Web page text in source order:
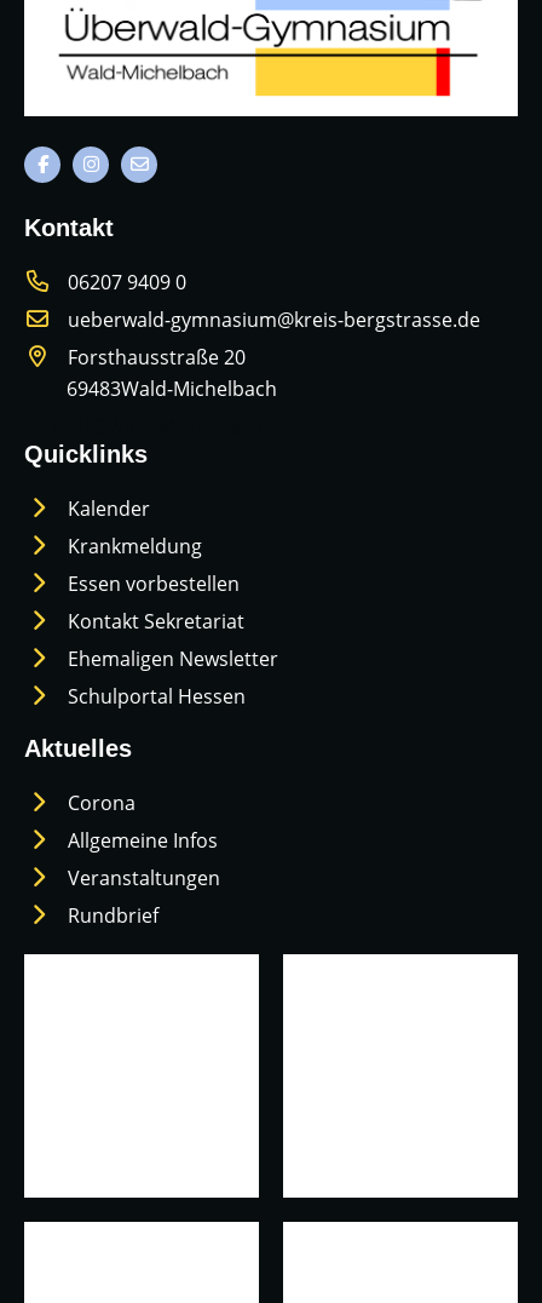
Kontakt
06207 9409 0
ueberwald-gymnasium@kreis-bergstrasse.de
Forsthausstraße 20
69483Wald-Michelbach
Quicklinks
Kalender
Krankmeldung
Essen vorbestellen
Kontakt Sekretariat
Ehemaligen Newsletter
Schulportal Hessen
Aktuelles
Corona
Allgemeine Infos
Veranstaltungen
Rundbrief